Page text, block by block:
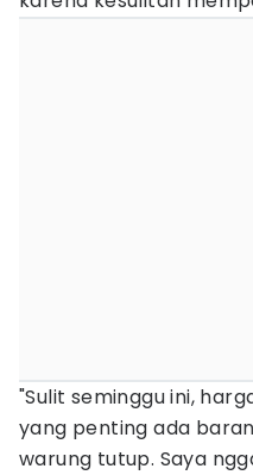
"Sulit seminggu ini,
yang penting ada
warung tutup. Saya